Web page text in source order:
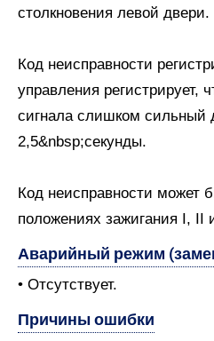
столкновения левой двери.
Код неисправности
управления регистрирует,
сигнала слишком сильный
2,5&nbsp;секунды.
Код неисправности может
положениях зажигания I, II
Аварийный режим
• Отсутствует.
Причины ошибки